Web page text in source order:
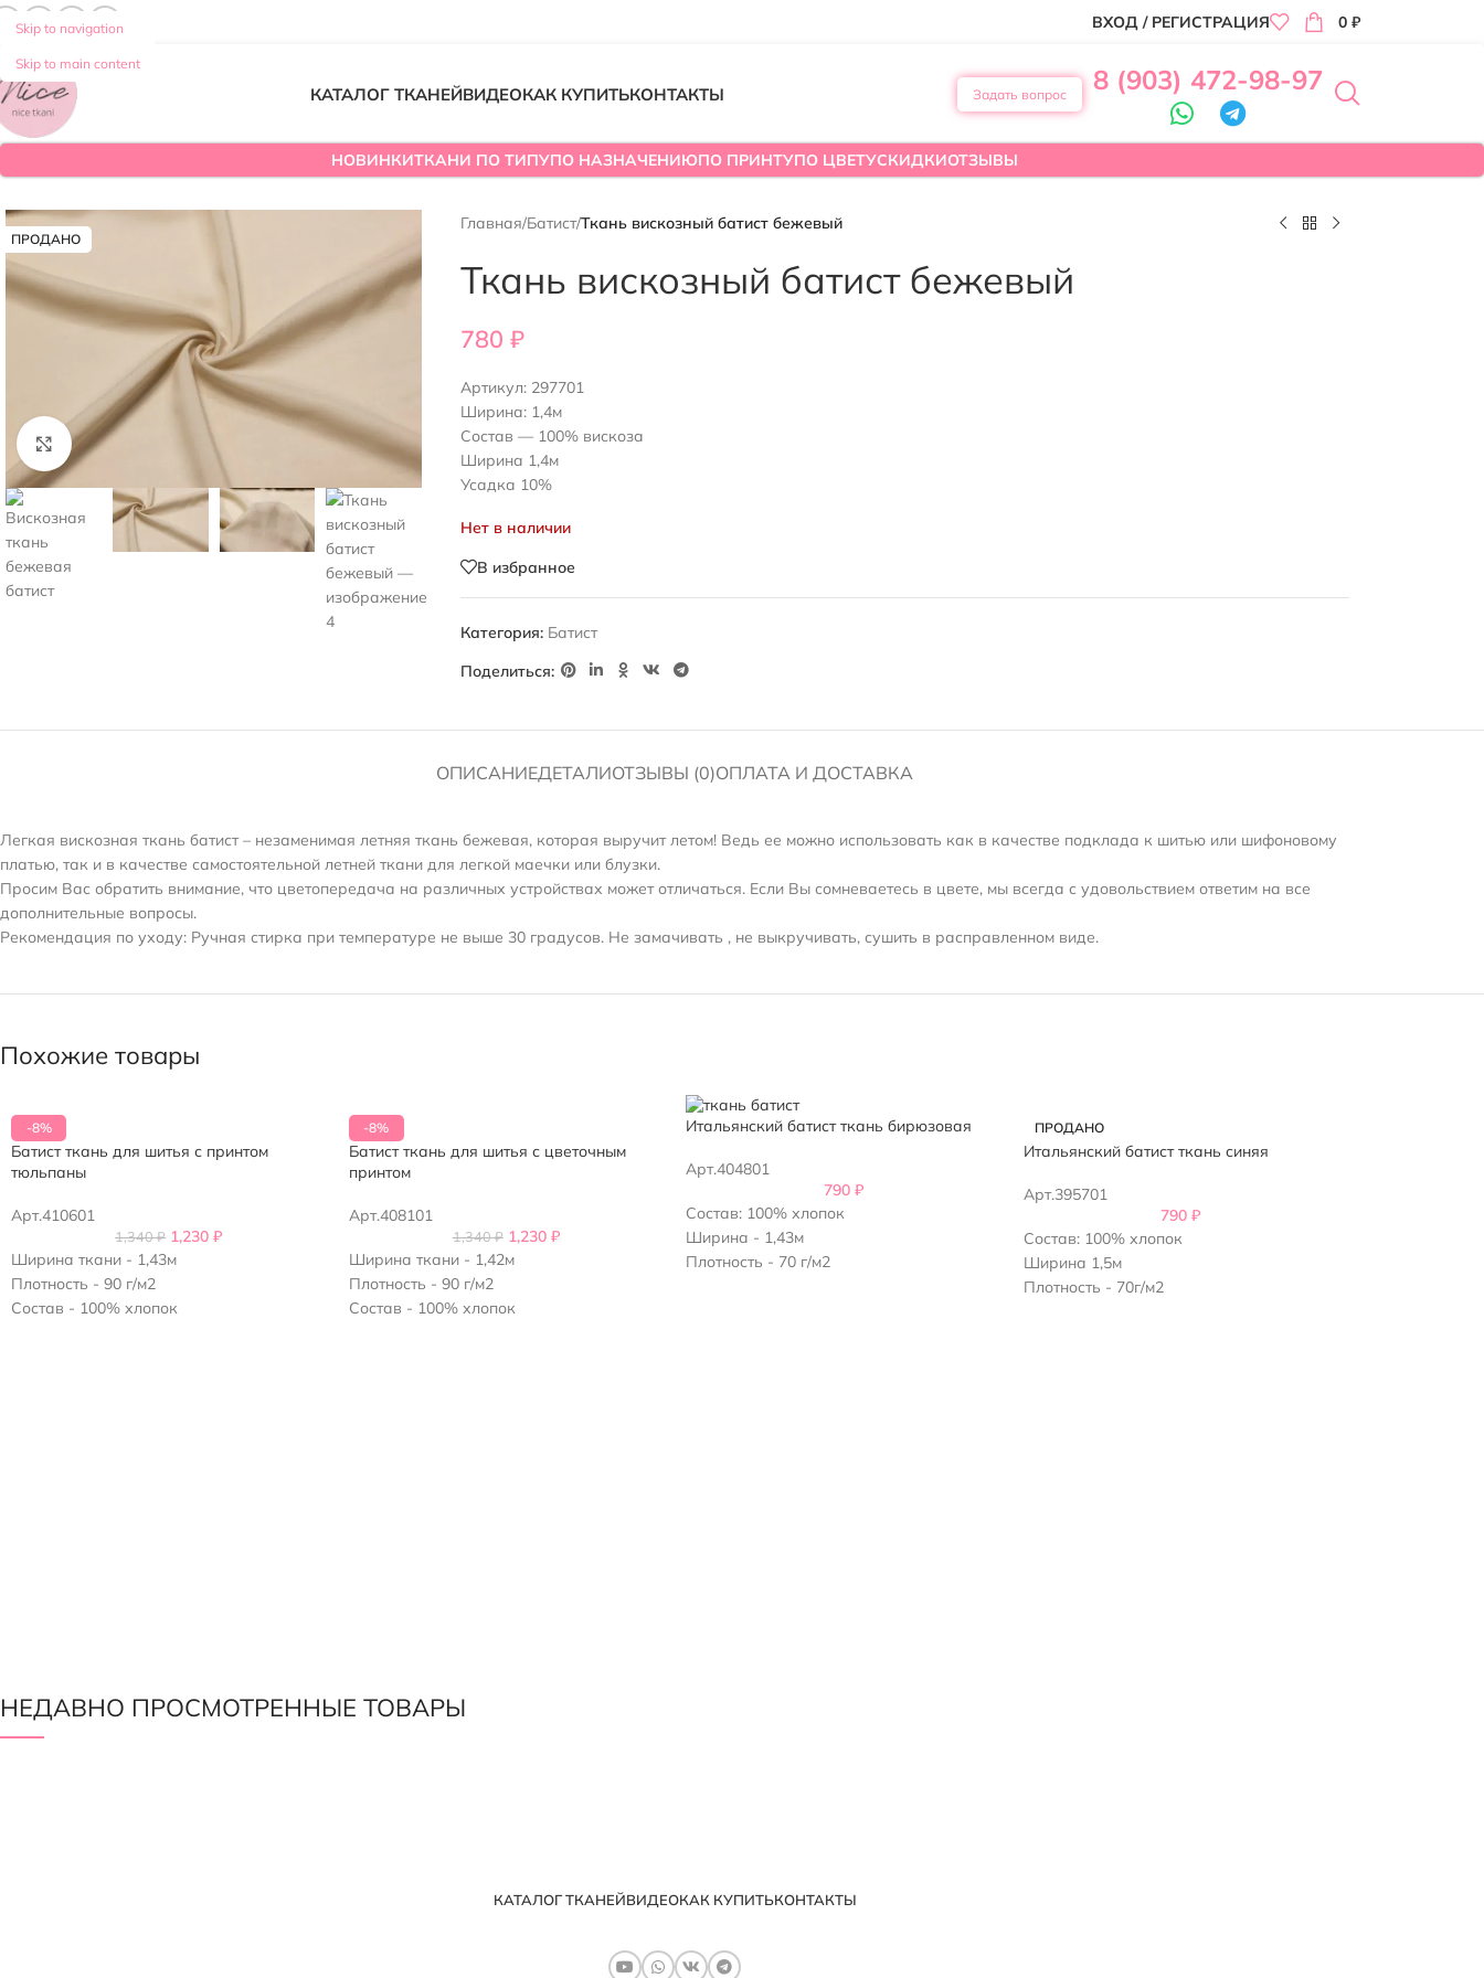
Skip to navigation
Skip to main content
ВХОД / РЕГИСТРАЦИЯ 0 ₽
КАТАЛОГ ТКАНЕЙВИДЕОКАК КУПИТЬКОНТАКТЫ Задать вопрос 8 (903) 472-98-97
НОВИНКИТКАНИ ПО ТИПУПО НАЗНАЧЕНИЮПО ПРИНТУПО ЦВЕТУСКИДКИОТЗЫВЫ
ПРОДАНО
Нажмите, чтобы увеличить
Главная/Батист/Ткань вискозный батист бежевый
Ткань вискозный батист бежевый
780₽
Артикул: 297701
Ширина: 1,4м
Состав — 100% вискоза
Ширина 1,4м
Усадка 10%
Нет в наличии
В избранное
Категория: Батист
Поделиться:
ОПИСАНИЕДЕТАЛИОТЗЫВЫ (0)ОПЛАТА И ДОСТАВКА
Легкая вискозная ткань батист – незаменимая летняя ткань бежевая, которая выручит летом! Ведь ее можно использовать как в качестве подклада к шитью или шифоновому
платью, так и в качестве самостоятельной летней ткани для легкой маечки или блузки.
Просим Вас обратить внимание, что цветопередача на различных устройствах может отличаться. Если Вы сомневаетесь в цвете, мы всегда с удовольствием ответим на все
дополнительные вопросы.
Рекомендация по уходу: Ручная стирка при температуре не выше 30 градусов. Не замачивать , не выкручивать, сушить в расправленном виде.
Похожие товары
-8%
Батист ткань для шитья с принтом
тюльпаны
Арт.410601
1,340₽ 1,230₽
Ширина ткани - 1,43м
Плотность - 90 г/м2
Состав - 100% хлопок
-8%
Батист ткань для шитья с цветочным
принтом
Арт.408101
1,340₽ 1,230 ₽
Ширина ткани - 1,42м
Плотность - 90 г/м2
Состав - 100% хлопок
Итальянский батист ткань бирюзовая
Арт.404801
790 ₽
Состав: 100% хлопок
Ширина - 1,43м
Плотность - 70 г/м2
ПРОДАНО
Итальянский батист ткань синяя
Арт.395701
790₽
Состав: 100% хлопок
Ширина 1,5м
Плотность - 70г/м2
НЕДАВНО ПРОСМОТРЕННЫЕ ТОВАРЫ
КАТАЛОГ ТКАНЕЙВИДЕОКАК КУПИТЬКОНТАКТЫ